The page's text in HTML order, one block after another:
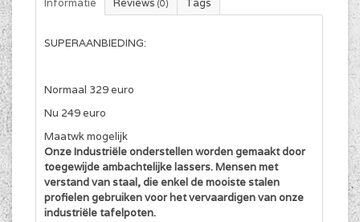
Informatie Reviews (0) Tags
SUPERAANBIEDING:
Normaal 329 euro
Nu 249 euro
Maatwk mogelijk
Onze Industriële onderstellen worden gemaakt door
toegewijde ambachtelijke lassers. Mensen met
verstand van staal, die enkel de mooiste stalen
profielen gebruiken voor het vervaardigen van onze
industriële tafelpoten.